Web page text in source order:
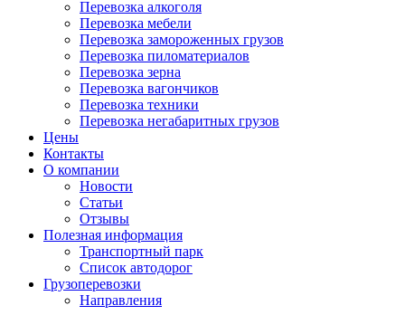
Перевозка алкоголя
Перевозка мебели
Перевозка замороженных грузов
Перевозка пиломатериалов
Перевозка зерна
Перевозка вагончиков
Перевозка техники
Перевозка негабаритных грузов
Цены
Контакты
О компании
Новости
Статьи
Отзывы
Полезная информация
Транспортный парк
Список автодорог
Грузоперевозки
Направления